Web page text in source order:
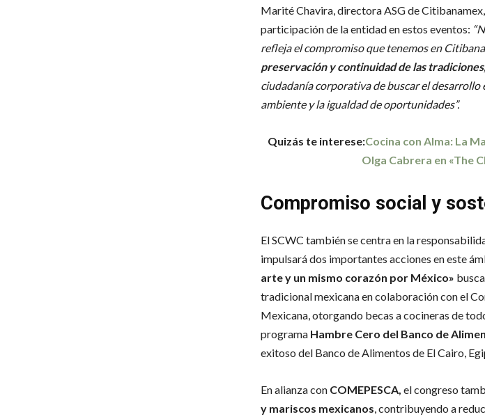
Marité Chavira, directora ASG de
participación de la entidad en estos eventos:
refleja el compromiso que tenemos en
preservación y continuidad de las
ciudadanía corporativa de buscar el desarrollo
ambiente y la igualdad de oportunidades”.
Quizás te interese:Cocina con Alma: La
Olga Cabrera en «The
Compromiso social y
El SCWC también se centra en la
impulsará dos importantes acciones en este
arte y un mismo corazón por México»
tradicional mexicana en colaboración con el
Mexicana, otorgando becas a cocineras de
programa Hambre Cero del Banco de
exitoso del Banco de Alimentos de El Cairo,
En alianza con COMEPESCA, el congreso
y mariscos mexicanos, contribuyendo a